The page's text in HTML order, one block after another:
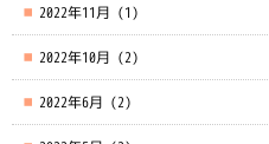
2022年11月 (1)
2022年10月 (2)
2022年6月 (2)